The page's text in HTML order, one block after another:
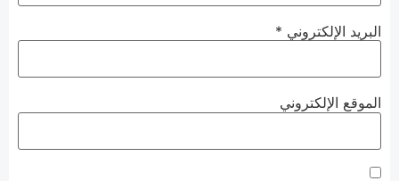
البريد الإلكتروني *
الموقع الإلكتروني